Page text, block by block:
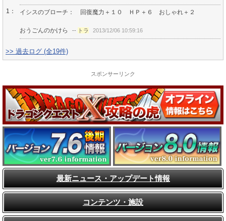
1： イシスのブローチ： 回復魔力＋１０ ＨＰ＋６ おしゃれ＋２
おうごんのかけら -- トラ 2013/12/06 10:59:16
>> 過去ログ (全19件)
スポンサーリンク
最新ニュース・アップデート情報
コンテンツ・施設